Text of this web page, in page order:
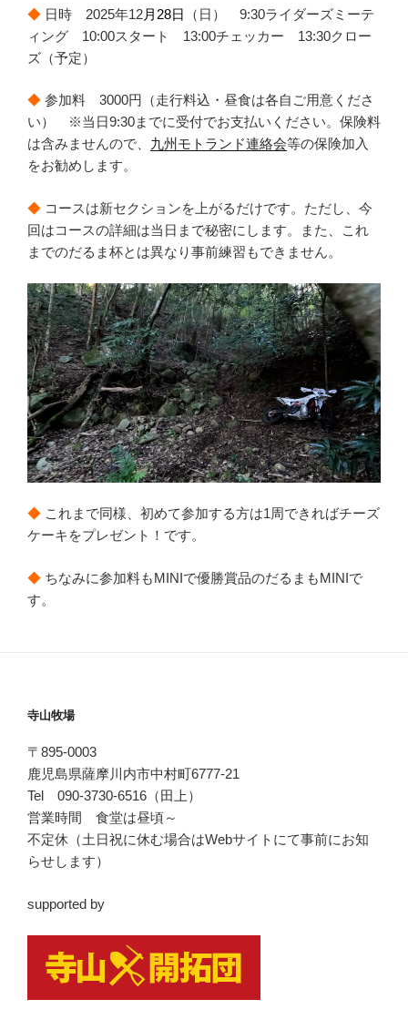
◆ 日時 2025年12月28日
（日） 9:30ライダーズミーテ
ィング 10:00スタート 13:00チェッカー 13:30クロー
ズ（予定）
◆ 参加料 3000円（走行料込・昼食は各自ご用意くださ
い） ※当日9:30までに受付でお支払いください。保険料
は含みませんので、 九州モトランド連絡会等の保険加入
をお勧めします。
◆ コースは新セクションを上がるだけです。ただし、今
回はコースの詳細は当日まで秘密にします。また、これ
までのだるま杯とは異なり事前練習もできません。
◆ これまで同様、初めて参加する方は1周できればチーズ
ケーキをプレゼント！です。
◆ ちなみに参加料もMINIで優勝賞品のだるまもMINIで
す。
寺山牧場
〒895-0003
鹿児島県薩摩川内市中村町6777-21
Tel 090-3730-6516（田上）
営業時間 食堂は昼頃～
不定休（土日祝に休む場合はWebサイトにて事前にお知
らせします）
supported by